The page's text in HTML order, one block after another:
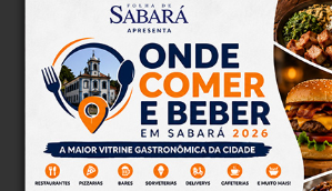
Defesa de Jairinho
O advogado de dr. Jairinho,
hipótese de Henry ter sofrido
estava com o pai, antes de ser
a noite do dia 7 com Monique e
suspeita da defesa do ex-